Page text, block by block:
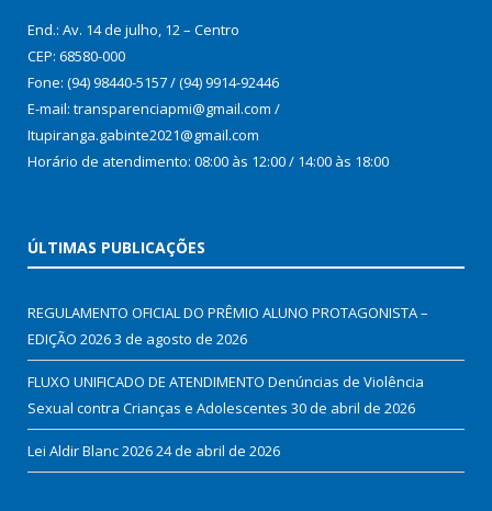
End.: Av. 14 de julho, 12 – Centro
CEP: 68580-000
Fone: (94) 98440-5157 / (94) 9914-92446
E-mail: transparenciapmi@gmail.com /
Itupiranga.gabinte2021@gmail.com
Horário de atendimento: 08:00 às 12:00 / 14:00 às 18:00
ÚLTIMAS PUBLICAÇÕES
REGULAMENTO OFICIAL DO PRÊMIO ALUNO PROTAGONISTA –
EDIÇÃO 20263 de agosto de 2026
FLUXO UNIFICADO DE ATENDIMENTO Denúncias de Violência
Sexual contra Crianças e Adolescentes 30 de abril de 2026
Lei Aldir Blanc 202624 de abril de 2026